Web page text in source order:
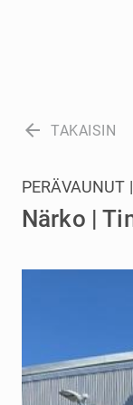
arrow_back TAKAISIN
Närko |